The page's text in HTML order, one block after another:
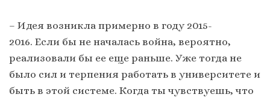
– Идея возникла примерно в году 2015-
2016. Если бы не началась война, вероятно,
реализовали бы ее еще раньше. Уже тогда не
было сил и терпения работать в университете и
быть в этой системе. Когда ты чувствуешь, что